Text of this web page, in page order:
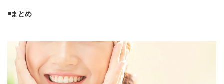
◾️まとめ